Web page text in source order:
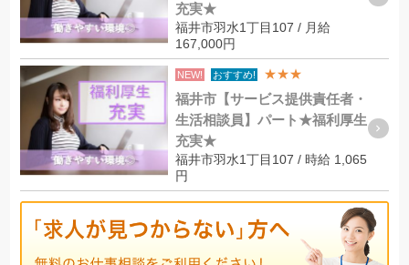
充実★
福井市羽水1丁目107 / 月給
167,000円
NEW! おすすめ! ★★★
福井市【サービス提供責任者・
生活相談員】パート★福利厚生
充実★
福井市羽水1丁目107 / 時給 1,065
円